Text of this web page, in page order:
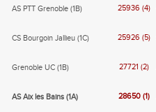
AS PTT Grenoble (1B) 25936 (4)
CS Bourgoin Jallieu (1C) 25926 (5)
Grenoble UC (1B) 27721 (2)
AS Aix les Bains (1A) 28650 (1)